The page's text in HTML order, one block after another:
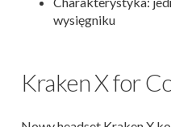
wysięgniku
Kraken X for